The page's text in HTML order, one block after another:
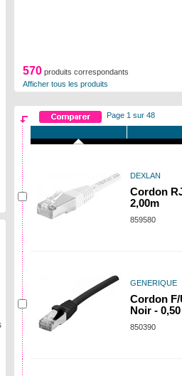
570 produits correspondants
Afficher tous les produits
Page 1 sur 48
DEXLAN
Cordon
2,00m
859580
GENERIQUE
Cordon F/
Noir -
850390